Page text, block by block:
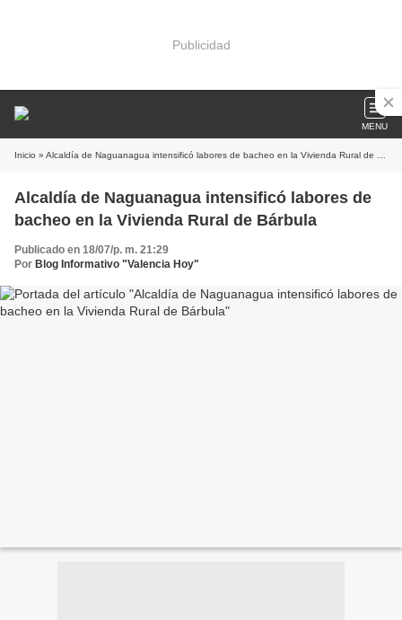
Publicidad
MENU
Inicio » Alcaldía de Naguanagua intensificó labores de bacheo en la Vivienda Rural de Bárbula
Alcaldía de Naguanagua intensificó labores de
bacheo en la Vivienda Rural de Bárbula
Publicado en 18/07/p. m. 21:29
Por Blog Informativo "Valencia Hoy"